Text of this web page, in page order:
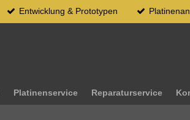
Entwicklung & Prototypen
Platinenservice Reparaturservice